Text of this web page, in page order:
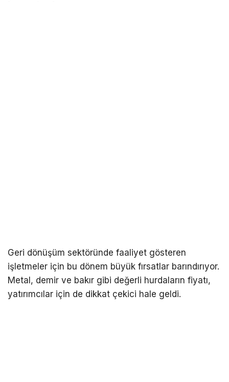
Geri dönüşüm sektöründe faaliyet gösteren
işletmeler için bu dönem büyük fırsatlar barındırıyor.
Metal, demir ve bakır gibi değerli hurdaların fiyatı,
yatırımcılar için de dikkat çekici hale geldi.